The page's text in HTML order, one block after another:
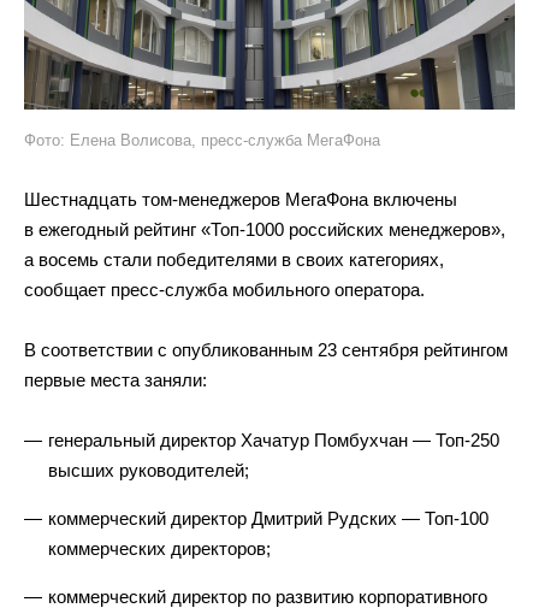
Фото: Елена Волисова, пресс-служба МегаФона
Шестнадцать том-менеджеров МегаФона включены
в ежегодный рейтинг «Топ-1000 российских менеджеров»,
а восемь стали победителями в своих категориях,
сообщает пресс-служба мобильного оператора.
В соответствии с опубликованным 23 сентября рейтингом
первые места заняли:
генеральный директор Хачатур Помбухчан — Топ-250
высших руководителей;
коммерческий директор Дмитрий Рудских — Топ-100
коммерческих директоров;
коммерческий директор по развитию корпоративного